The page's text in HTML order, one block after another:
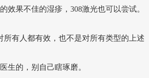
效果不佳的湿疹，308激光也可以尝试。
所有人都有效，也不是对所有类型的上述
生的，别自己瞎琢磨。